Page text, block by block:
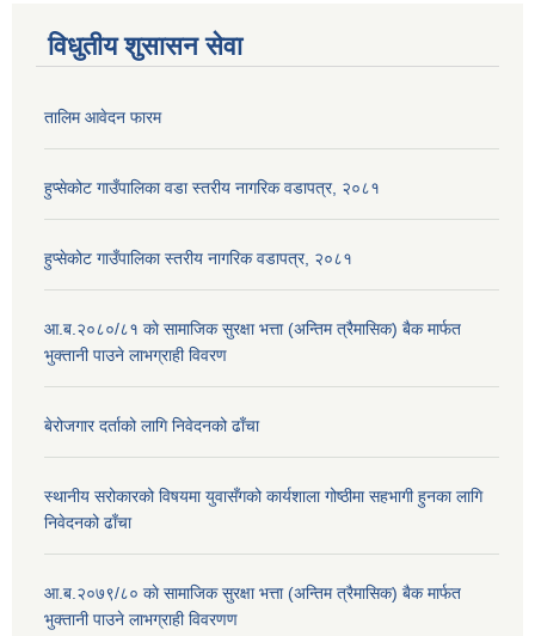
विधुतीय शुसासन सेवा
तालिम आवेदन फारम
हुप्सेकोट गाउँपालिका वडा स्तरीय नागरिक वडापत्र, २०८१
हुप्सेकोट गाउँपालिका स्तरीय नागरिक वडापत्र, २०८१
आ.ब.२०८०/८१ काे सामाजिक सुरक्षा भत्ता (अन्तिम त्रैमासिक) बैक मार्फत
भुक्तानी पाउने लाभग्राही विवरण
बेरोजगार दर्ताको लागि निवेदनको ढाँचा
स्थानीय सरोकारको विषयमा युवासँगको कार्यशाला गोष्ठीमा सहभागी हुनका लागि
निवेदनको ढाँचा
आ.ब.२०७९/८० काे सामाजिक सुरक्षा भत्ता (अन्तिम त्रैमासिक) बैक मार्फत
भुक्तानी पाउने लाभग्राही विवरणण